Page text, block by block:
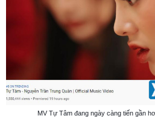
MV Tự Tâm đang ngày càng tiến gần